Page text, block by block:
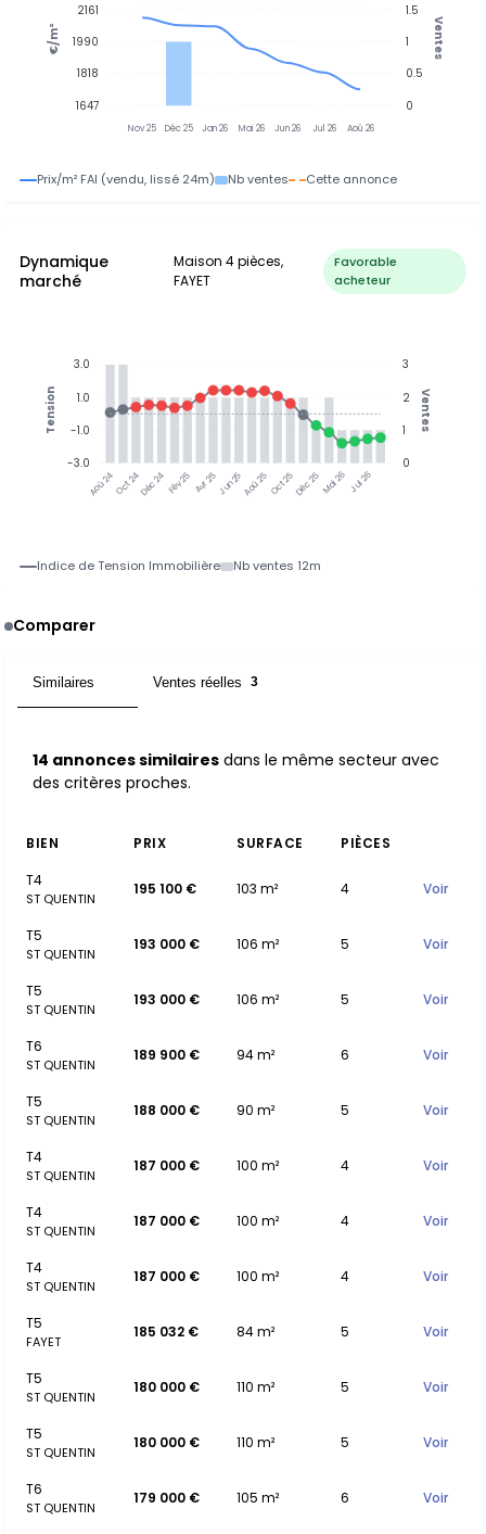
Nov 25 Déc 25 Jan 26 Mai 26 Jun 26 Jul 26 Aoû 26
1.5
1
0.5
0
Ventes
2161
1990
1818
1647
€/m²
Prix/m² FAI (vendu, lissé 24m) Nb ventes Cette annonce
Dynamique
marché
Maison 4 pièces,
FAYET
Favorable
acheteur
Aoû 24Oct 24Déc 24Fév 25 Avr 25Jun 25Aoû 25Oct 25Déc 25Mai 26 Jul 26
3
2
1
0
Ventes
3.0
1.0
-1.0
-3.0
Tension
Indice de Tension Immobilière Nb ventes 12m
Comparer
Similaires Ventes réelles 3
14 annonces similaires dans le même secteur avec
des critères proches.
BIEN PRIX SURFACE
PIÈCES
T4
ST QUENTIN
195 100 € 103 m² 4 Voir
T5
ST QUENTIN
193 000 € 106 m² 5 Voir
T5
ST QUENTIN
193 000 € 106 m² 5 Voir
T6
ST QUENTIN
189 900 € 94 m² 6 Voir
T5
ST QUENTIN
188 000 € 90 m² 5 Voir
T4
ST QUENTIN
187 000 € 100 m² 4 Voir
T4
ST QUENTIN
187 000 € 100 m² 4 Voir
T4
ST QUENTIN
187 000 € 100 m² 4 Voir
T5
FAYET
185 032 € 84 m² 5 Voir
T5
ST QUENTIN
180 000 € 110 m² 5 Voir
T5
ST QUENTIN
180 000 € 110 m² 5 Voir
T6
ST QUENTIN
179 000 € 105 m² 6 Voir